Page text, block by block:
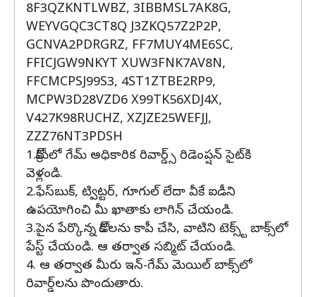
8F3QZKNTLWBZ, 3IBBMSL7AK8G,
WEYVGQC3CT8Q J3ZKQ57Z2P2P,
GCNVA2PDRGRZ, FF7MUY4ME6SC,
FFICJGW9NKYT XUW3FNK7AV8N,
FFCMCPSJ99S3, 4ST1ZTBE2RP9,
MCPW3D28VZD6 X99TK56XDJ4X,
V427K98RUCHZ, XZJZE25WEFJJ,
ZZZ76NT3PDSH
1.క్రోమ్‌లో గేమ్ అధికారిక రివార్డ్స్ రిడెంప్షన్ సైట్‌కి
వెళ్లండి.
2.ఫేస్‌బుక్, ట్విట్టర్, గూగుల్ లేదా వీకే ఐడీని
ఉపయోగించి మీ ఖాతాకు లాగిన్ చేయండి.
3.పైన పేర్కొన్న కోడ్‌లను కాపీ చేసి, వాటిని టెక్స్ట్ బాక్స్‌లో
పేస్ట్ చేయండి. ఆ తర్వాత సబ్మిట్ చేయండి.
4. ఆ తర్వాత మీరు ఇన్-గేమ్ మెయిల్ బాక్స్‌లో
రివార్డ్‌లను పొందుతారు.